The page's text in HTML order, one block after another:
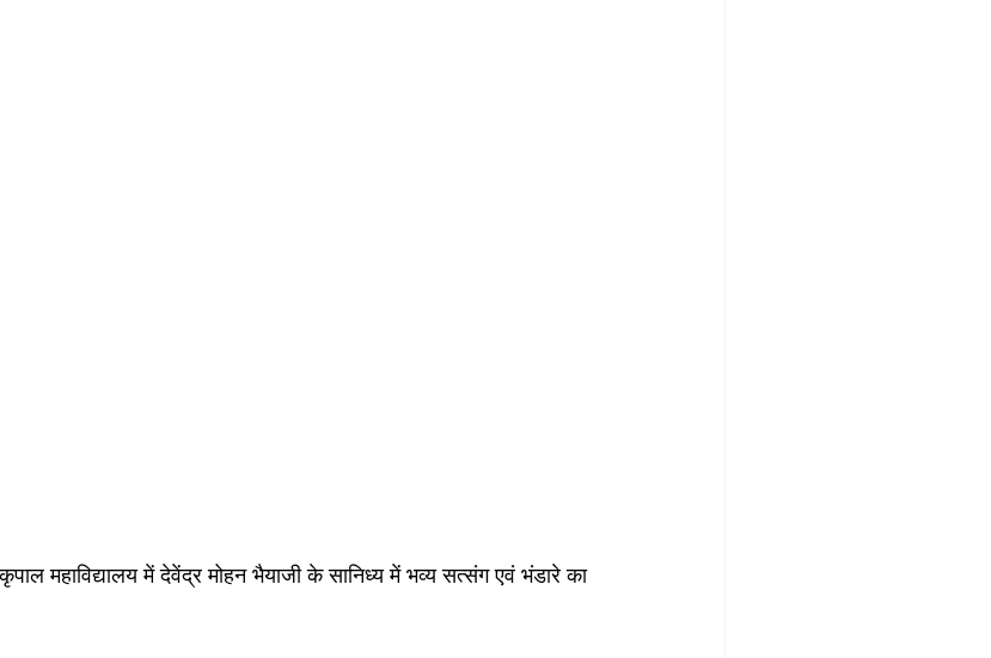
महाविद्यालय में देवेंद्र मोहन भैयाजी के सानिध्य में भव्य सत्संग एवं भंडारे का